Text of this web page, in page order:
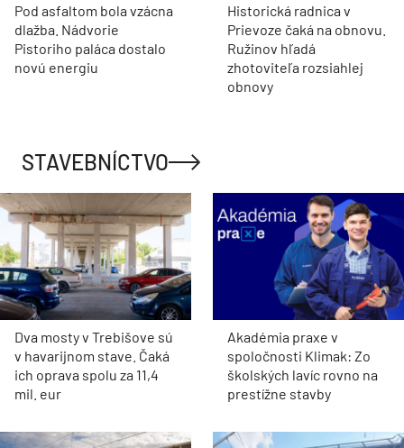
Pod asfaltom bola vzácna
dlažba. Nádvorie
Pistoriho paláca dostalo
novú energiu
Historická radnica v
Prievoze čaká na obnovu.
Ružinov hľadá
zhotoviteľa rozsiahlej
obnovy
STAVEBNÍCTVO
Dva mosty v Trebišove sú
v havarijnom stave. Čaká
ich oprava spolu za 11,4
mil. eur
Akadémia praxe v
spoločnosti Klimak: Zo
školských lavíc rovno na
prestížne stavby